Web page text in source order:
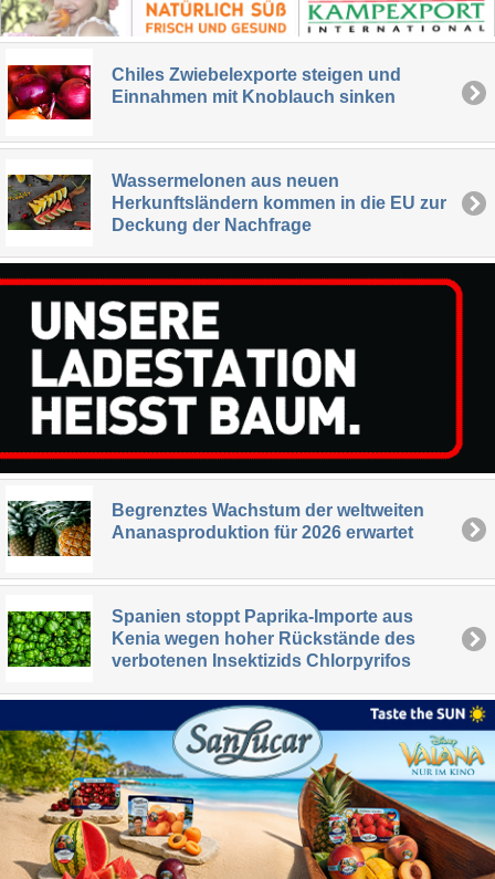
Chiles Zwiebelexporte steigen und
Einnahmen mit Knoblauch sinken
Wassermelonen aus neuen
Herkunftsländern kommen in die EU zur
Deckung der Nachfrage
Begrenztes Wachstum der weltweiten
Ananasproduktion für 2026 erwartet
Spanien stoppt Paprika-Importe aus
Kenia wegen hoher Rückstände des
verbotenen Insektizids Chlorpyrifos